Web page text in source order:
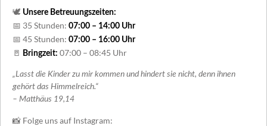
🕊️ Unsere Betreuungszeiten:
📅 35 Stunden: 07:00 – 14:00 Uhr
📅 45 Stunden: 07:00 – 16:00 Uhr
🚪 Bringzeit: 07:00 – 08:45 Uhr
„Lasst die Kinder zu mir kommen und hindert sie nicht, denn ihnen
gehört das Himmelreich.“
– Matthäus 19,14
📸 Folge uns auf Instagram: